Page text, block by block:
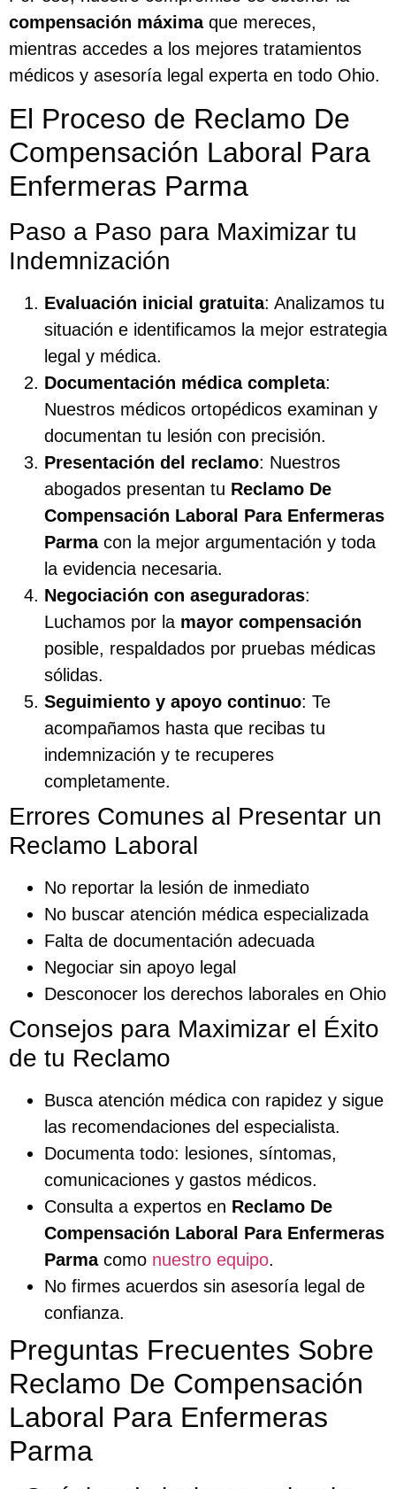
compensación máximaque mereces,
mientras accedes a los mejores tratamientos
médicos y asesoría legal experta en todo Ohio.
El Proceso de Reclamo De
Compensación Laboral Para
Enfermeras Parma
Paso a Paso para Maximizar tu
Indemnización
Evaluación inicial gratuita: Analizamos tu
situación e identificamos la mejor estrategia
legal y médica.
Documentación médica completa:
Nuestros médicos ortopédicos examinan y
documentan tu lesión con precisión.
Presentación del reclamo: Nuestros
abogados presentan tu Reclamo De
Compensación Laboral Para Enfermeras
Parmacon la mejor argumentación y toda
la evidencia necesaria.
Negociación con aseguradoras:
Luchamos por la mayor compensación
posible, respaldados por pruebas médicas
sólidas.
Seguimiento y apoyo continuo: Te
acompañamos hasta que recibas tu
indemnización y te recuperes
completamente.
Errores Comunes al Presentar un
Reclamo Laboral
No reportar la lesión de inmediato
No buscar atención médica especializada
Falta de documentación adecuada
Negociar sin apoyo legal
Desconocer los derechos laborales en Ohio
Consejos para Maximizar el Éxito
de tu Reclamo
Busca atención médica con rapidez y sigue
las recomendaciones del especialista.
Documenta todo: lesiones, síntomas,
comunicaciones y gastos médicos.
Consulta a expertos en Reclamo De
Compensación Laboral Para Enfermeras
Parmacomo nuestro equipo.
No firmes acuerdos sin asesoría legal de
confianza.
Preguntas Frecuentes Sobre
Reclamo De Compensación
Laboral Para Enfermeras
Parma